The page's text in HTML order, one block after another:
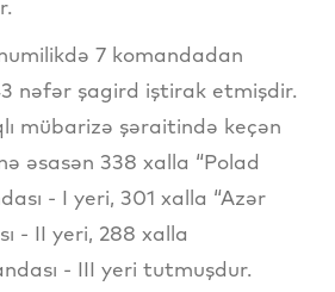
7 komandadan
nəfər şagird iştirak etmişdir.
mübarizə şəraitində keçən
əsasən 338 xalla “Polad
- I yeri, 301 xalla “Azər
- II yeri, 288 xalla
- III yeri tutmuşdur.